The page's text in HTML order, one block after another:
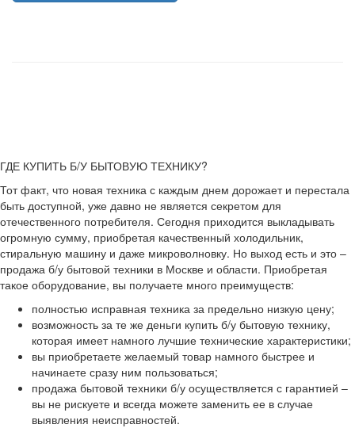
ГДЕ КУПИТЬ Б/У БЫТОВУЮ ТЕХНИКУ?
Тот факт, что новая техника с каждым днем дорожает и перестала
быть доступной, уже давно не является секретом для
отечественного потребителя. Сегодня приходится выкладывать
огромную сумму, приобретая качественный холодильник,
стиральную машину и даже микроволновку. Но выход есть и это –
продажа б/у бытовой техники в Москве и области. Приобретая
такое оборудование, вы получаете много преимуществ:
полностью исправная техника за предельно низкую цену;
возможность за те же деньги купить б/у бытовую технику,
которая имеет намного лучшие технические характеристики;
вы приобретаете желаемый товар намного быстрее и
начинаете сразу ним пользоваться;
продажа бытовой техники б/у осуществляется с гарантией –
вы не рискуете и всегда можете заменить ее в случае
выявления неисправностей.